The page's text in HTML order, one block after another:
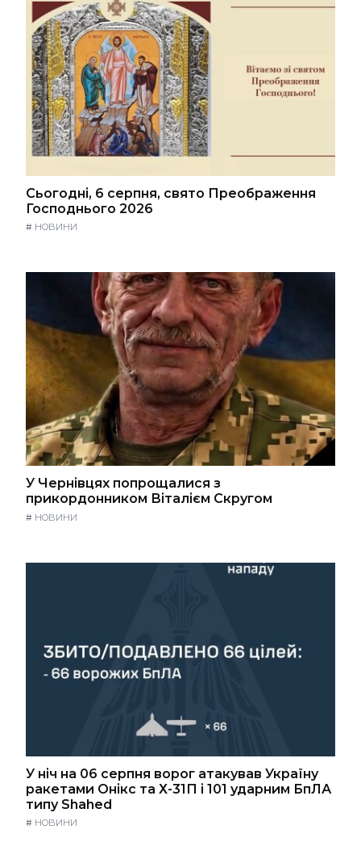
Сьогодні, 6 серпня, свято Преображення
Господнього 2026
# НОВИНИ
У Чернівцях попрощалися з
прикордонником Віталієм Скругом
# НОВИНИ
У ніч на 06 серпня ворог атакував Україну
ракетами Онікс та Х-31П і 101 ударним БпЛА
типу Shahed
# НОВИНИ